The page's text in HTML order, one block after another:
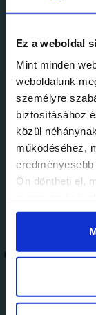
Ez a weboldal
Mint minden
weboldalunk
személyre
biztosításához
közül
működéséhez,
Ön döntheti el,
módosíthatja.